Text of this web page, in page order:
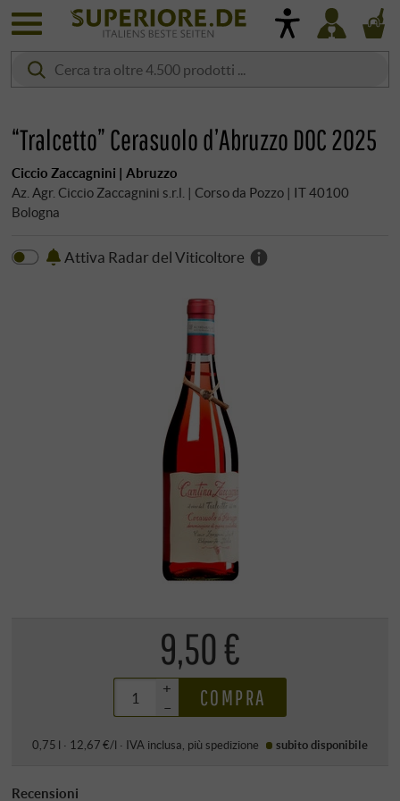
“Tralcetto” Cerasuolo d’Abruzzo DOC 2025
Ciccio Zaccagnini | Abruzzo
Az. Agr. Ciccio Zaccagnini s.r.l. | Corso da Pozzo | IT 40100
Bologna
Attiva Radar del Viticoltore
9,50 €
+
–
COMPRA
0,75 l · 12,67 €/l · IVA inclusa , più spedizione subito disponibile
Recensioni